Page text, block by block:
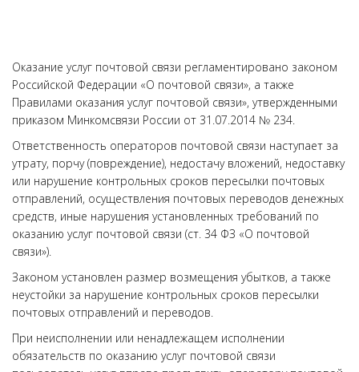
Оказание услуг почтовой связи регламентировано законом
Российской Федерации «О почтовой связи», а также
Правилами оказания услуг почтовой связи», утвержденными
приказом Минкомсвязи России от 31.07.2014 № 234.
Ответственность операторов почтовой связи наступает за
утрату, порчу (повреждение), недостачу вложений, недоставку
или нарушение контрольных сроков пересылки почтовых
отправлений, осуществления почтовых переводов денежных
средств, иные нарушения установленных требований по
оказанию услуг почтовой связи (ст. 34 ФЗ «О почтовой
связи»).
Законом установлен размер возмещения убытков, а также
неустойки за нарушение контрольных сроков пересылки
почтовых отправлений и переводов.
При неисполнении или ненадлежащем исполнении
обязательств по оказанию услуг почтовой связи